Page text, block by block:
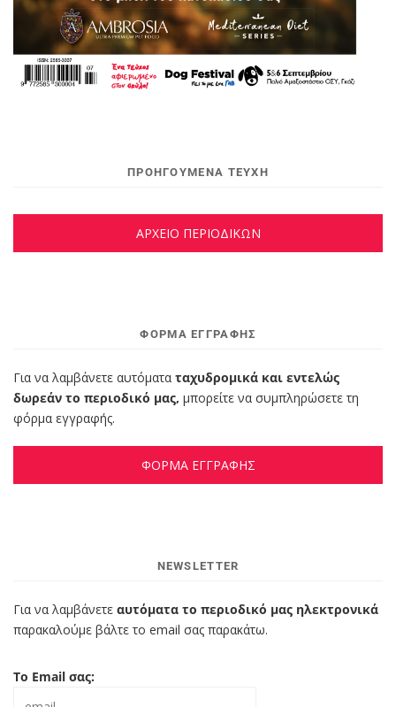
ΠΡΟΗΓΟΥΜΕΝΑ ΤΕΥΧΗ
ΑΡΧΕΙΟ ΠΕΡΙΟΔΙΚΩΝ
ΦΌΡΜΑ ΕΓΓΡΑΦΉΣ
Για να λαμβάνετε αυτόματα ταχυδρομικά και εντελώς
δωρεάν το περιοδικό μας, μπορείτε να συμπληρώσετε τη
φόρμα εγγραφής.
ΦΟΡΜΑ ΕΓΓΡΑΦΗΣ
NEWSLETTER
Για να λαμβάνετε αυτόματα το περιοδικό μας ηλεκτρονικά
παρακαλούμε βάλτε το email σας παρακάτω.
Το Email σας: